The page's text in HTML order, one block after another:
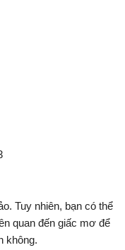
Tuy nhiên, bạn có thể
quan đến giấc mơ để
không.